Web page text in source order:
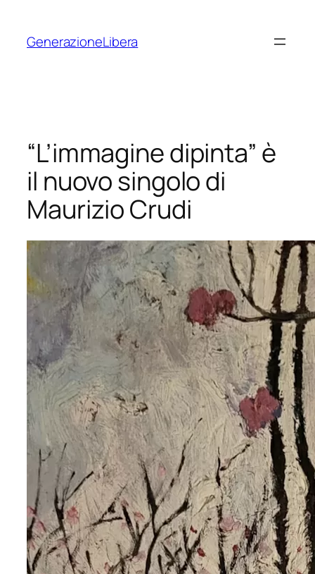
contenuto
GenerazioneLibera
“L’immagine dipinta” è
il nuovo singolo di
Maurizio Crudi